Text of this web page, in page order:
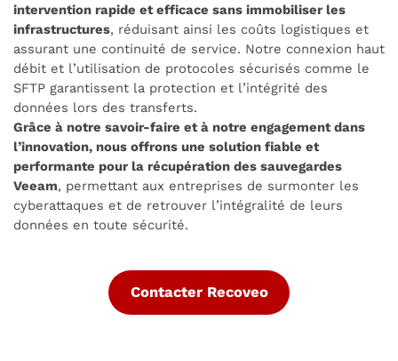
intervention rapide et efficace sans immobiliser les
infrastructures, réduisant ainsi les coûts logistiques et
assurant une continuité de service. Notre connexion haut
débit et l’utilisation de protocoles sécurisés comme le
SFTP garantissent la protection et l’intégrité des
données lors des transferts.
Grâce à notre savoir-faire et à notre engagement dans
l’innovation, nous offrons une solution fiable et
performante pour la récupération des sauvegardes
Veeam, permettant aux entreprises de surmonter les
cyberattaques et de retrouver l’intégralité de leurs
données en toute sécurité.
Contacter Recoveo